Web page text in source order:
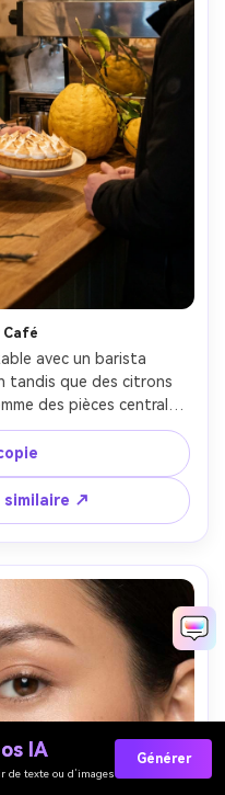
Café
avec un barista
tandis que des citrons
des pièces centrales,
de la vapeur
roulées, prise sur
franche, bokeh crémeux,
et des couleurs
4:5
similaire ↗
IA
de texte ou d’images
Générer